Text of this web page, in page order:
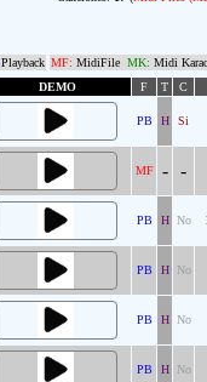
Playback MF: MidiFile MK: Midi
DEMO F T C
PB H Si
MF - -
PB H No
PB H No
PB H No
PB H No